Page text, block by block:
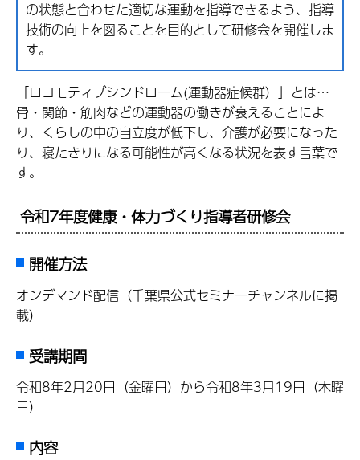
の状態と合わせた適切な運動を指導できるよう、指導
技術の向上を図ることを目的として研修会を開催しま
す。
「ロコモティブシンドローム(運動器症候群）」とは…
骨・関節・筋肉などの運動器の働きが衰えることによ
り、くらしの中の自立度が低下し、介護が必要になった
り、寝たきりになる可能性が高くなる状況を表す言葉で
す。
令和7年度健康・体力づくり指導者研修会
開催方法
オンデマンド配信（千葉県公式セミナーチャンネルに掲
載）
受講期間
令和8年2月20日（金曜日）から令和8年3月19日（木曜
日）
内容